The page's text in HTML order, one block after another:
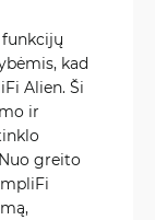
kad
Alien. Ši
ir
greito